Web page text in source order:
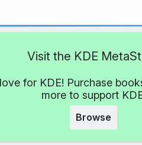
Visit the KDE
for KDE! Purchase
more to support
Browse